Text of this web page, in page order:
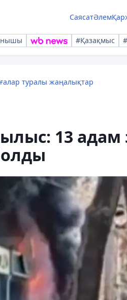
СаясатӘлем
#Қазақмыс
туралы жаңалықтар
13 адам